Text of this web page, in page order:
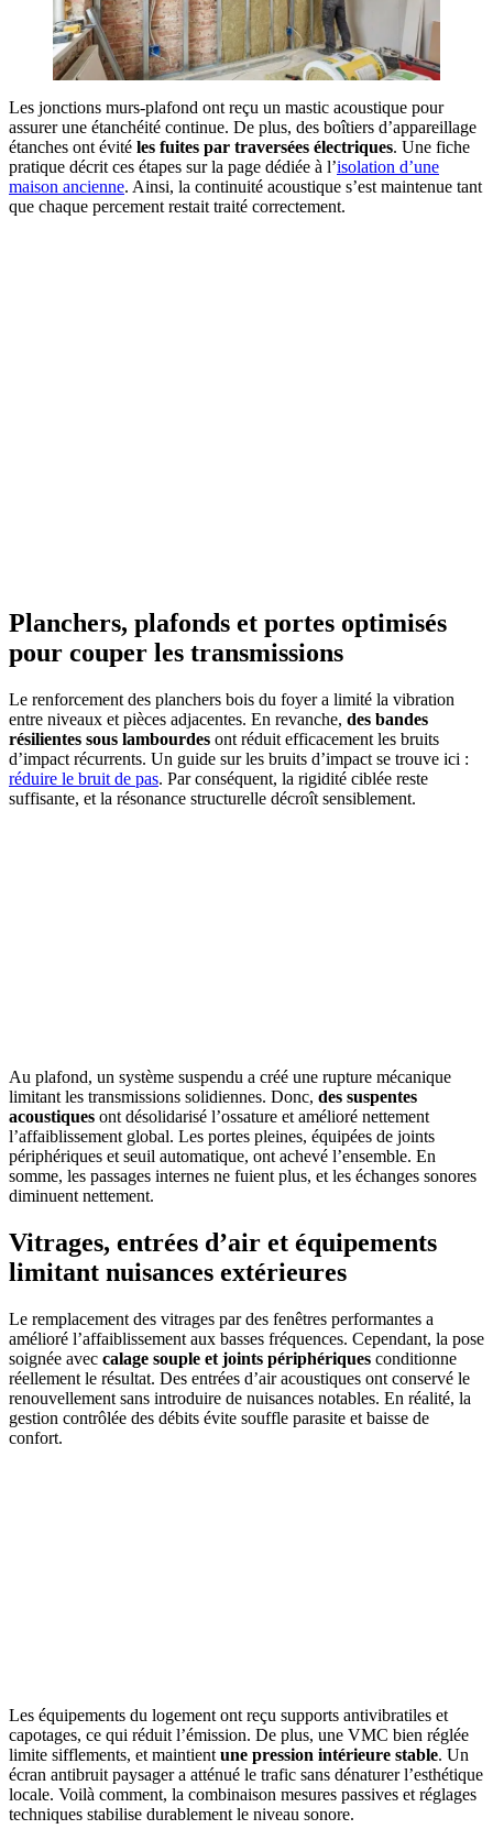
Les jonctions murs-plafond ont reçu un mastic acoustique pour
assurer une étanchéité continue. De plus, des boîtiers d’appareillage
étanches ont évité les fuites par traversées électriques. Une fiche
pratique décrit ces étapes sur la page dédiée à l’isolation d’une
maison ancienne. Ainsi, la continuité acoustique s’est maintenue tant
que chaque percement restait traité correctement.
Planchers, plafonds et portes optimisés
pour couper les transmissions
Le renforcement des planchers bois du foyer a limité la vibration
entre niveaux et pièces adjacentes. En revanche, des bandes
résilientes sous lambourdes ont réduit efficacement les bruits
d’impact récurrents. Un guide sur les bruits d’impact se trouve ici :
réduire le bruit de pas. Par conséquent, la rigidité ciblée reste
suffisante, et la résonance structurelle décroît sensiblement.
Au plafond, un système suspendu a créé une rupture mécanique
limitant les transmissions solidiennes. Donc, des suspentes
acoustiques ont désolidarisé l’ossature et amélioré nettement
l’affaiblissement global. Les portes pleines, équipées de joints
périphériques et seuil automatique, ont achevé l’ensemble. En
somme, les passages internes ne fuient plus, et les échanges sonores
diminuent nettement.
Vitrages, entrées d’air et équipements
limitant nuisances extérieures
Le remplacement des vitrages par des fenêtres performantes a
amélioré l’affaiblissement aux basses fréquences. Cependant, la pose
soignée avec calage souple et joints périphériques conditionne
réellement le résultat. Des entrées d’air acoustiques ont conservé le
renouvellement sans introduire de nuisances notables. En réalité, la
gestion contrôlée des débits évite souffle parasite et baisse de
confort.
Les équipements du logement ont reçu supports antivibratiles et
capotages, ce qui réduit l’émission. De plus, une VMC bien réglée
limite sifflements, et maintientune pression intérieure stable. Un
écran antibruit paysager a atténué le trafic sans dénaturer l’esthétique
locale. Voilà comment, la combinaison mesures passives et réglages
techniques stabilise durablement le niveau sonore.